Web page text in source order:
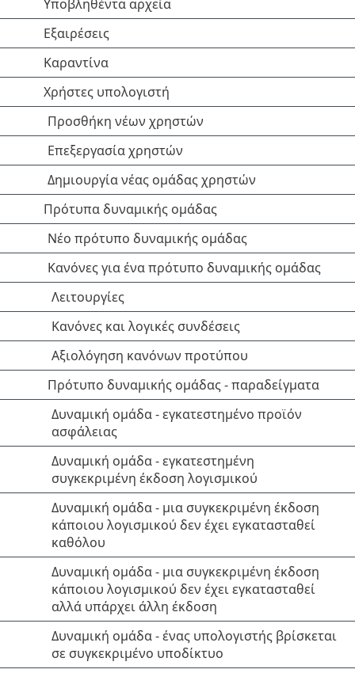
Υποβληθέντα αρχεία
Εξαιρέσεις
Καραντίνα
Χρήστες υπολογιστή
Προσθήκη νέων χρηστών
Επεξεργασία χρηστών
Δημιουργία νέας ομάδας χρηστών
Πρότυπα δυναμικής ομάδας
Νέο πρότυπο δυναμικής ομάδας
Κανόνες για ένα πρότυπο δυναμικής ομάδας
Λειτουργίες
Κανόνες και λογικές συνδέσεις
Αξιολόγηση κανόνων προτύπου
Πρότυπο δυναμικής ομάδας - παραδείγματα
Δυναμική ομάδα - εγκατεστημένο προϊόν
ασφάλειας
Δυναμική ομάδα - εγκατεστημένη
συγκεκριμένη έκδοση λογισμικού
Δυναμική ομάδα - μια συγκεκριμένη έκδοση
κάποιου λογισμικού δεν έχει εγκατασταθεί
καθόλου
Δυναμική ομάδα - μια συγκεκριμένη έκδοση
κάποιου λογισμικού δεν έχει εγκατασταθεί
αλλά υπάρχει άλλη έκδοση
Δυναμική ομάδα - ένας υπολογιστής βρίσκεται
σε συγκεκριμένο υποδίκτυο